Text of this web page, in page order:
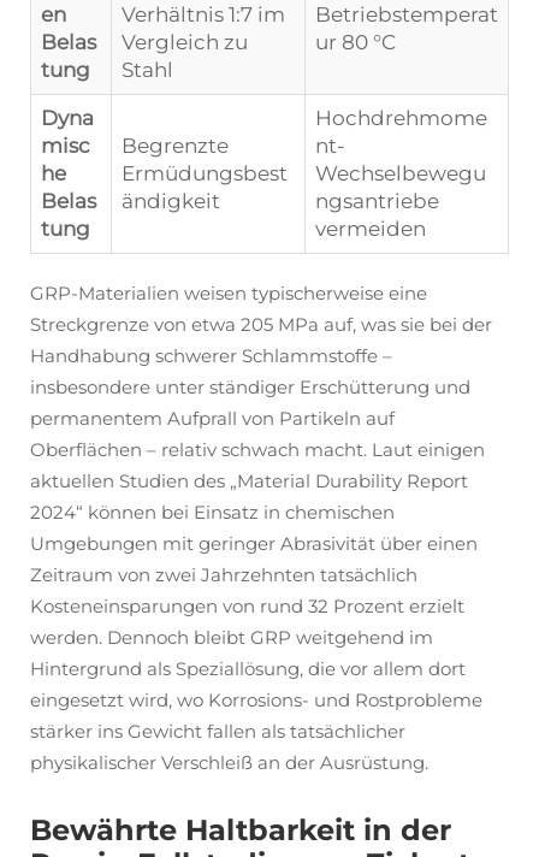
en
Belas
tung
Verhältnis 1:7 im
Vergleich zu
Stahl
Betriebstemperat
ur 80 °C
Dyna
misc
he
Belas
tung
Begrenzte
Ermüdungsbest
ändigkeit
Hochdrehmome
nt-
Wechselbewegu
ngsantriebe
vermeiden
GRP-Materialien weisen typischerweise eine
Streckgrenze von etwa 205 MPa auf, was sie bei der
Handhabung schwerer Schlammstoffe –
insbesondere unter ständiger Erschütterung und
permanentem Aufprall von Partikeln auf
Oberflächen – relativ schwach macht. Laut einigen
aktuellen Studien des „Material Durability Report
2024“ können bei Einsatz in chemischen
Umgebungen mit geringer Abrasivität über einen
Zeitraum von zwei Jahrzehnten tatsächlich
Kosteneinsparungen von rund 32 Prozent erzielt
werden. Dennoch bleibt GRP weitgehend im
Hintergrund als Speziallösung, die vor allem dort
eingesetzt wird, wo Korrosions- und Rostprobleme
stärker ins Gewicht fallen als tatsächlicher
physikalischer Verschleiß an der Ausrüstung.
Bewährte Haltbarkeit in der